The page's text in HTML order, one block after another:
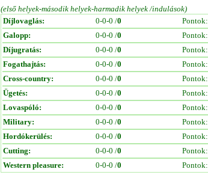
(első helyek-második helyek-harmadik helyek /indulások)
Díjlovaglás:
0-0-0 /0 Pontok:
Galopp:
0-0-0 /0 Pontok:
Díjugratás:
0-0-0 /0 Pontok:
Fogathajtás:
0-0-0 /0 Pontok:
Cross-country:
0-0-0 /0 Pontok:
Ügetés:
0-0-0 /0 Pontok:
Lovaspóló:
0-0-0 /0 Pontok:
Military:
0-0-0 /0 Pontok:
Hordókerülés:
0-0-0 /0 Pontok:
Cutting:
0-0-0 /0 Pontok:
Western pleasure:
0-0-0 /0 Pontok: